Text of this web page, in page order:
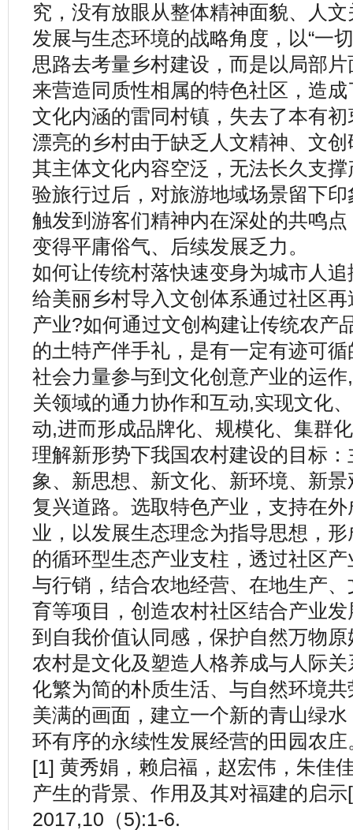
究，没有放眼从整体精神面貌、人
发展与生态环境的战略角度，以“一
思路去考量乡村建设，而是以局部
来营造同质性相属的特色社区，造
文化内涵的雷同村镇，失去了本有
漂亮的乡村由于缺乏人文精神、文
其主体文化内容空泛，无法长久支
验旅行过后，对旅游地域场景留下
触发到游客们精神内在深处的共鸣
变得平庸俗气、后续发展乏力。
如何让传统村落快速变身为城市人
给美丽乡村导入文创体系通过社区
产业?如何通过文创构建让传统农产
的土特产伴手礼，是有一定有迹可
社会力量参与到文化创意产业的运
关领域的通力协作和互动,实现文化
动,进而形成品牌化、规模化、集群
理解新形势下我国农村建设的目标
象、新思想、新文化、新环境、新
复兴道路。选取特色产业，支持在
业，以发展生态理念为指导思想，
的循环型生态产业支柱，透过社区
与行销，结合农地经营、在地生产
育等项目，创造农村社区结合产业
到自我价值认同感，保护自然万物
农村是文化及塑造人格养成与人际
化繁为简的朴质生活、与自然环境
美满的画面，建立一个新的青山绿
环有序的永续性发展经营的田园农庄
[1] 黄秀娟，赖启福，赵宏伟，朱佳
产生的背景、作用及其对福建的启
2017,10（5):1-6.